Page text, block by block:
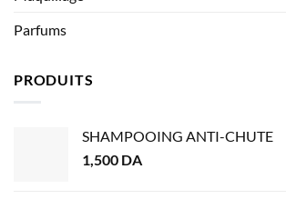
Parfums
PRODUITS
SHAMPOOING ANTI-CHUTE
1,500 DA